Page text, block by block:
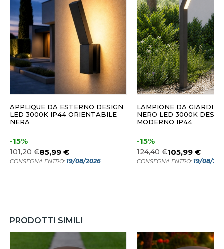
APPLIQUE DA ESTERNO DESIGN
LED 3000K IP44 ORIENTABILE
NERA
-15%
101,20 €85,99 €
CONSEGNA ENTRO: 19/08/2026
LAMPIONE DA
NERO LED 3000K
MODERNO IP44
-15%
124,40 €105,99 €
CONSEGNA ENTRO: 19/08/
PRODOTTI SIMILI